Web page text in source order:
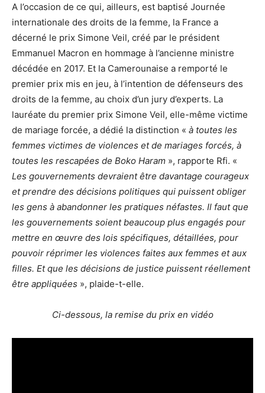
A l’occasion de ce qui, ailleurs, est baptisé Journée
internationale des droits de la femme, la France a
décerné le prix Simone Veil, créé par le président
Emmanuel Macron en hommage à l’ancienne ministre
décédée en 2017. Et la Camerounaise a remporté le
premier prix mis en jeu, à l’intention de défenseurs des
droits de la femme, au choix d’un jury d’experts. La
lauréate du premier prix Simone Veil, elle-même victime
de mariage forcée, a dédié la distinction « à toutes les
femmes victimes de violences et de mariages forcés, à
toutes les rescapées de Boko Haram », rapporte Rfi. «
Les gouvernements devraient être davantage courageux
et prendre des décisions politiques qui puissent obliger
les gens à abandonner les pratiques néfastes. Il faut que
les gouvernements soient beaucoup plus engagés pour
mettre en œuvre des lois spécifiques, détaillées, pour
pouvoir réprimer les violences faites aux femmes et aux
filles. Et que les décisions de justice puissent réellement
être appliquées », plaide-t-elle.
Ci-dessous, la remise du prix en vidéo